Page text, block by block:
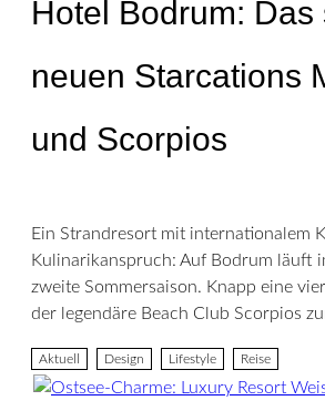
Hotel Bodrum: Das
neuen Starcations
und Scorpios
Ein Strandresort mit internationalem
Kulinarikanspruch: Auf Bodrum läuft
zweite Sommersaison. Knapp eine
der legendäre Beach Club Scorpios
Aktuell Design Lifestyle Reise